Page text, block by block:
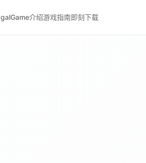
galGame介绍游戏指南即刻下载